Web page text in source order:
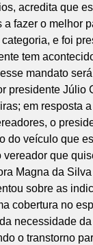
acredita que
a fazer o melhor
e foi
tem
mandato
presidente Júlio
em resposta
o
do veículo que
vereador que
Magna da
sobre as
cobertura no
necessidade
o transtorno